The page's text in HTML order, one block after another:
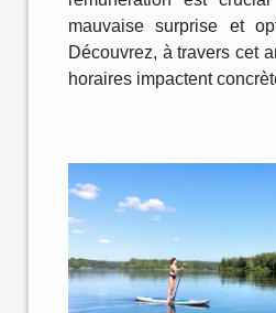
mauvaise surprise et
Découvrez, à travers cet
horaires impactent